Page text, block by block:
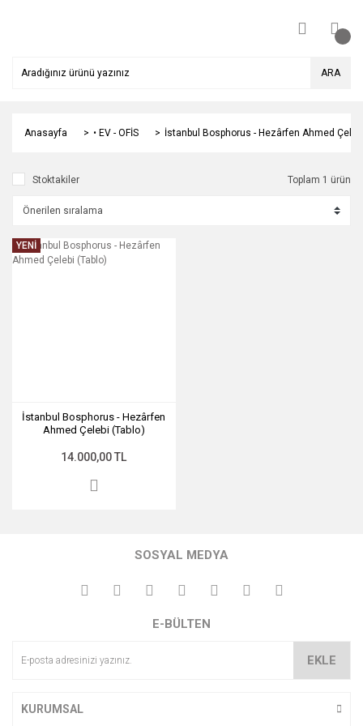
ARA
Anasayfa • EV - OFİS İstanbul Bosphorus - Hezârfen Ahmed
Stoktakiler Toplam 1 ürün
YENİ
İstanbul Bosphorus - Hezârfen
Ahmed Çelebi (Tablo)
14.000,00 TL
SOSYAL MEDYA
E-BÜLTEN
EKLE
KURUMSAL